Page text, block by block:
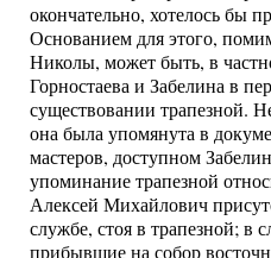
окончательно, хотелось бы
Основанием для этого,
Николы, может быть, в
Горностаева и Забелина в
существовании трапезной.
она была упомянута в
мастеров, доступном
упоминание трапезной
Алексей Михайлович
службе, стоя в трапезной; в
прибывшие на собор